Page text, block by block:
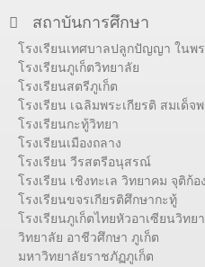
สถาบันการศึกษา
โรงเรียนเทศบาลปลูกปัญญา ในพ
โรงเรียนภูเก็ตวิทยาลัย
โรงเรียนสตรีภูเก็ต
โรงเรียน เฉลิมพระเกียรติ สมเด็จ
โรงเรียนกะทู้วิทยา
โรงเรียนเมืองถลาง
โรงเรียน วีรสตรีอนุสรณ์
โรงเรียน เชิงทะเล วิทยาคม จุติก้
โรงเรียนขจรเกียรติศึกษากะทู้
โรงเรียนภูเก็ตไทยหัวอาเซียนวิทยา
วิทยาลัย อาชีวศึกษา ภูเก็ต
มหาวิทยาลัยราชภัฏภูเก็ต